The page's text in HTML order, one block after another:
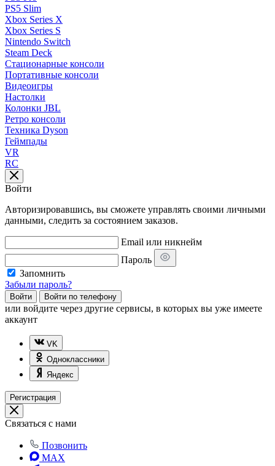
PS5 Slim
Xbox Series X
Xbox Series S
Nintendo Switch
Steam Deck
Стационарные консоли
Портативные консоли
Видеоигры
Настолки
Колонки JBL
Ретро консоли
Техника Dyson
Геймпады
VR
RC
Войти
Авторизировавшись, вы сможете управлять своими личными
данными, следить за состоянием заказов.
Email или никнейм
Пароль
Запомнить
Забыли пароль?
Войти Войти по телефону
или войдите через другие сервисы, в которых вы уже имеете
аккаунт
VK
Одноклассники
Яндекс
Регистрация
Связаться с нами
Позвонить
MAX